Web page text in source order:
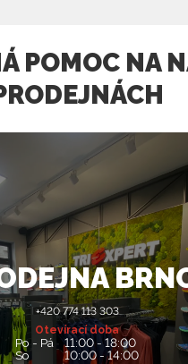
POMOC NA
+420 774 113 303
Otevírací doba
Po - Pá
11:00 - 18:00
So
10:00 - 14:00